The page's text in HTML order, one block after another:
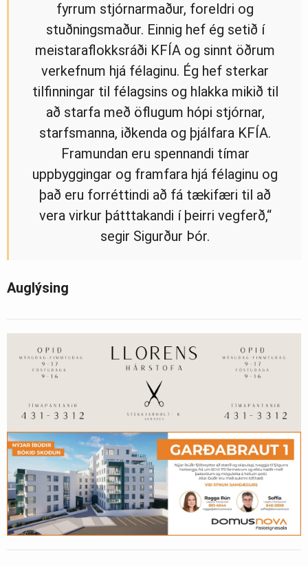
fyrrum stjórnarmaður, foreldri og
stuðningsmaður. Einnig hef ég setið í
meistaraflokksráði KFÍA og sinnt öðrum
verkefnum hjá félaginu. Ég hef sterkar
tilfinningar til félagsins og hlakka mikið til
að starfa með öflugum hópi stjórnar,
starfsmanna, iðkenda og þjálfara KFÍA.
Framundan eru spennandi tímar
uppbyggingar og framfara hjá félaginu og
það eru forréttindi að fá tækifæri til að
vera virkur þátttakandi í þeirri vegferð,“
segir Sigurður Þór.
Auglýsing